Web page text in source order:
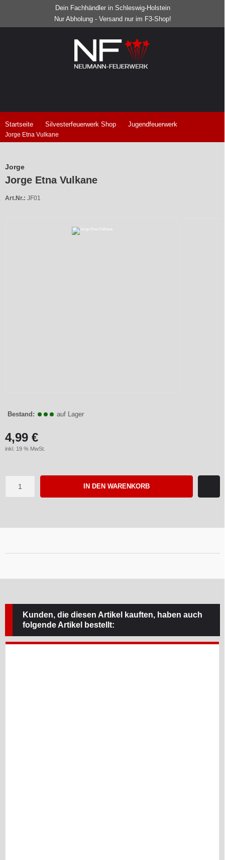
Dein Fachhändler in Schleswig-Holstein
Nur Abholung - Versand nur im F3-Shop!
Startseite Silvesterfeuerwerk Shop Jugendfeuerwerk
Jorge Etna Vulkane
Jorge
Jorge Etna Vulkane
Art.Nr.: JF01
Bestand: auf Lager
4,99 €
inkl. 19 % MwSt.
IN DEN WARENKORB
Kunden, die diesen Artikel kauften, haben auch
folgende Artikel bestellt: